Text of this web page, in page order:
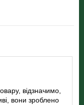
відзначимо,
вони зроблено